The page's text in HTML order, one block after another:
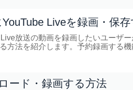
YouTube Liveを録画・保
放送の動画を録画したいユーザ
方法を紹介します。予約録画する機
ード・録画する方法